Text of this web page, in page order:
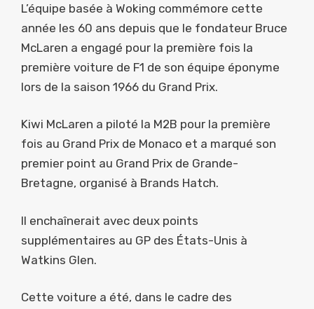
L’équipe basée à Woking commémore cette
année les 60 ans depuis que le fondateur Bruce
McLaren a engagé pour la première fois la
première voiture de F1 de son équipe éponyme
lors de la saison 1966 du Grand Prix.
Kiwi McLaren a piloté la M2B pour la première
fois au Grand Prix de Monaco et a marqué son
premier point au Grand Prix de Grande-
Bretagne, organisé à Brands Hatch.
Il enchaînerait avec deux points
supplémentaires au GP des États-Unis à
Watkins Glen.
Cette voiture a été, dans le cadre des